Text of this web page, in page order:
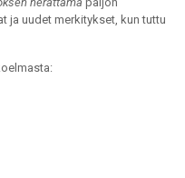
ja uudet merkitykset, kun tuttu